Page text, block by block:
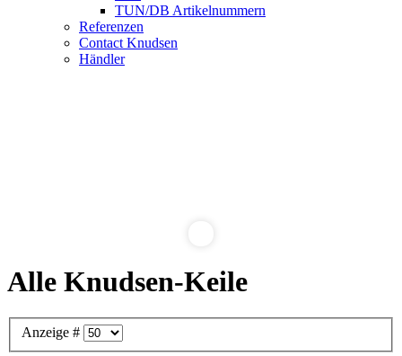
TUN/DB Artikelnummern
Referenzen
Contact Knudsen
Händler
Alle Knudsen-Keile
Anzeige #